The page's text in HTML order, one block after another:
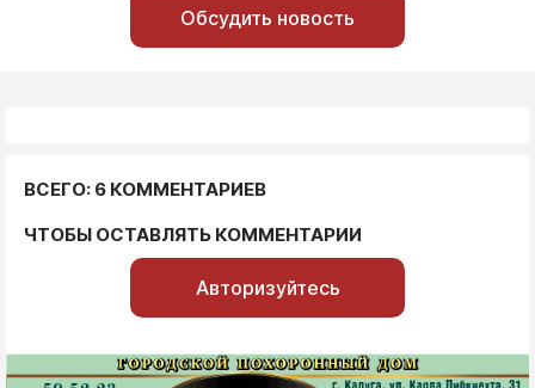
Обсудить новость
ВСЕГО: 6 КОММЕНТАРИЕВ
ЧТОБЫ ОСТАВЛЯТЬ КОММЕНТАРИИ
Авторизуйтесь